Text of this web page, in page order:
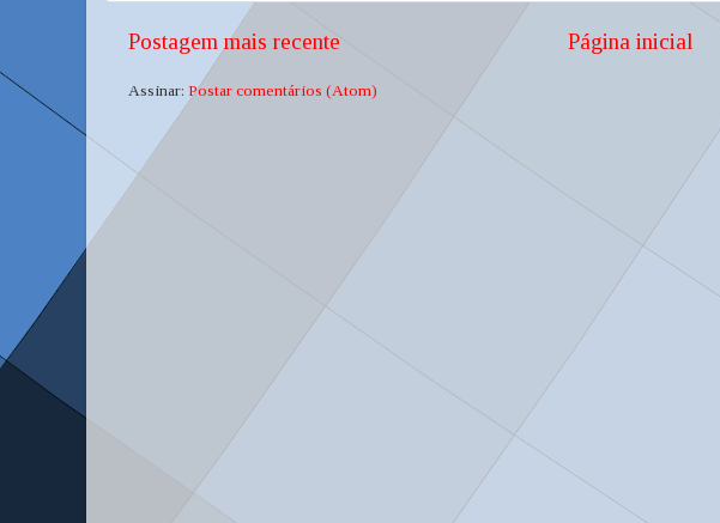
Postagem mais recente Página inicial
Assinar: Postar comentários (Atom)